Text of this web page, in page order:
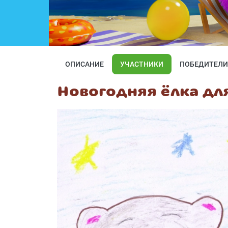
ОПИСАНИЕ УЧАСТНИКИ ПОБЕДИТЕЛИ
Новогодняя ёлка